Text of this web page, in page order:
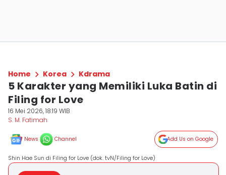
Home Korea Kdrama
5 Karakter yang Memiliki Luka Batin di
Filing for Love
16 Mei 2026, 18:19 WIB
S. M. Fatimah
News Channel Add Us on Google
Shin Hae Sun di Filing for Love (dok. tvN/Filing for Love)